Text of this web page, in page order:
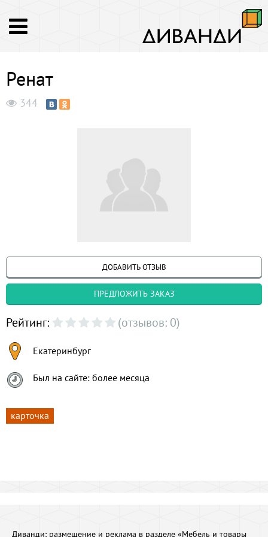
Ренат
344
ДОБАВИТЬ ОТЗЫВ
ПРЕДЛОЖИТЬ ЗАКАЗ
Рейтинг: (отзывов: 0)
Екатеринбург
Был на сайте: более месяца
карточка
Диванди: размещение и реклама в разделе «Мебель и товары